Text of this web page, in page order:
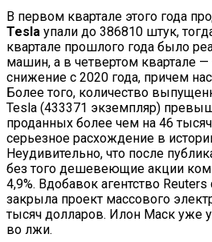
В первом квартале этого года
Tesla упали до 386810 штук,
квартале прошлого года было
машин, а в четвертом квартале
снижение с 2020 года, причем
Более того, количество
Tesla (433371 экземпляр)
проданных более чем на 46
серьезное расхождение в
Неудивительно, что после
без того дешевеющие акции
4,9%. Вдобавок агентство
закрыла проект массового
тысяч долларов. Илон Маск уже
во лжи.